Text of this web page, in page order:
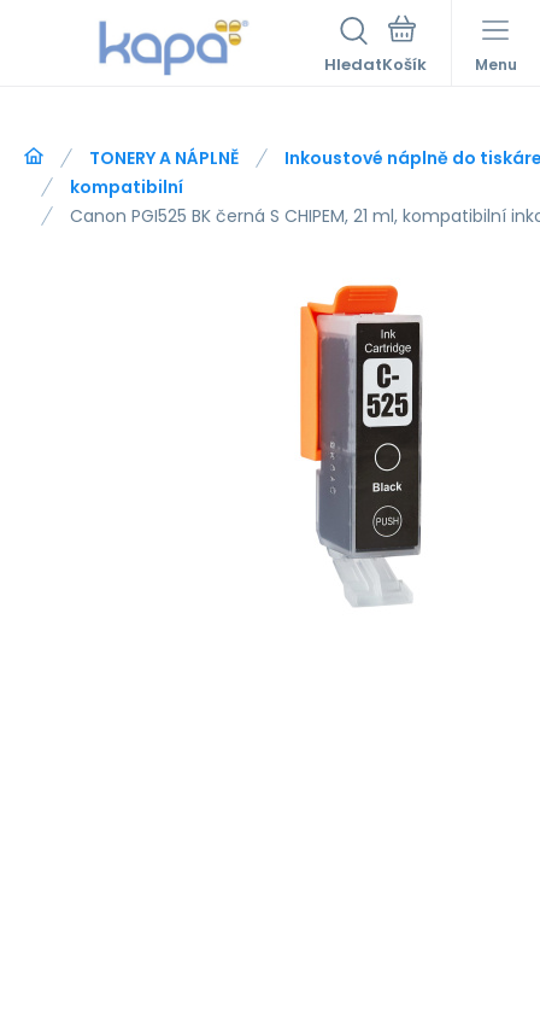
Hledat Menu
TONERY A NÁPLNĚ
Inkoustové náplně do
kompatibilní
Canon PGI525 BK černá S CHIPEM, 21 ml, kompatibilní